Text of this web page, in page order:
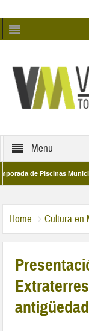
Menu
de Piscinas Municipales
Home Cultura en